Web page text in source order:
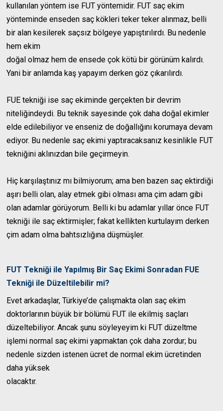
kullanılan yöntem ise FUT yöntemidir. FUT saç ekim
yönteminde enseden saç kökleri teker teker alınmaz, belli
bir alan kesilerek saçsız bölgeye yapıştırılırdı. Bu nedenle
hem ekim
doğal olmaz hem de ensede çok kötü bir görünüm kalırdı.
Yani bir anlamda kaş yapayım derken göz çıkarılırdı.
FUE tekniği ise saç ekiminde gerçekten bir devrim
niteliğindeydi. Bu teknik sayesinde çok daha doğal ekimler
elde edilebiliyor ve enseniz de doğallığını korumaya devam
ediyor. Bu nedenle saç ekimi yaptıracaksanız kesinlikle FUT
tekniğini aklınızdan bile geçirmeyin.
Hiç karşılaştınız mı bilmiyorum; ama ben bazen saç ektirdiği
aşırı belli olan, alay etmek gibi olması ama çim adam gibi
olan adamlar görüyorum. Belli ki bu adamlar yıllar önce FUT
tekniği ile saç ektirmişler; fakat kellikten kurtulayım derken
çim adam olma bahtsızlığına düşmüşler.
FUT Tekniği ile Yapılmış Bir Saç Ekimi Sonradan FUE
Tekniği ile Düzeltilebilir mi?
Evet arkadaşlar, Türkiye’de çalışmakta olan saç ekim
doktorlarının büyük bir bölümü FUT ile ekilmiş saçları
düzeltebiliyor. Ancak şunu söyleyeyim ki FUT düzeltme
işlemi normal saç ekimi yapmaktan çok daha zordur; bu
nedenle sizden istenen ücret de normal ekim ücretinden
daha yüksek
olacaktır.